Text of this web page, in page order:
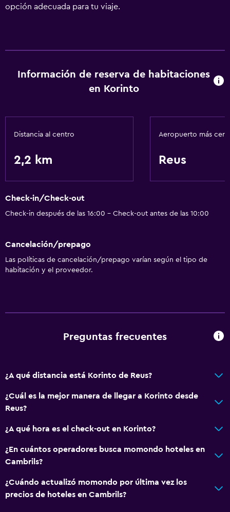
opción adecuada para tu viaje.
Información de reserva de habitaciones
en Korinto
Distancia al centro
2,2 km
Aeropuerto más
Reus
Check-in/Check-out
Check-in después de las 16:00 - Check-out antes de las 10:00
Cancelación/prepago
Las políticas de cancelación/prepago varían según el tipo de
habitación y el proveedor.
Preguntas frecuentes
¿A qué distancia está Korinto de Reus?
¿Cuál es la mejor manera de llegar a Korinto desde
Reus?
¿A qué hora es el check-out en Korinto?
¿En cuántos operadores busca momondo hoteles en
Cambrils?
¿Cuándo actualizó momondo por última vez los
precios de hoteles en Cambrils?